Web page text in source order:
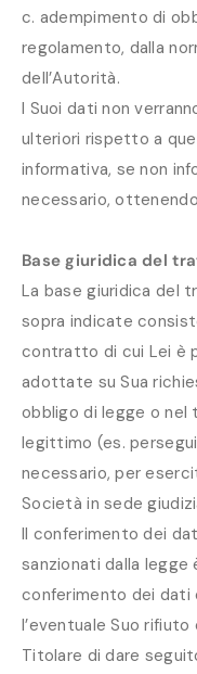
c. adempimento di
regolamento, dalla
dell’Autorità.
I Suoi dati non
ulteriori rispetto a
informativa, se non
necessario,
Base giuridica del
La base giuridica del
sopra indicate
contratto di cui Lei è
adottate su Sua
obbligo di legge o
legittimo (es.
necessario, per
Società in sede
Il conferimento dei
sanzionati dalla
conferimento dei dati
l’eventuale Suo
Titolare di dare